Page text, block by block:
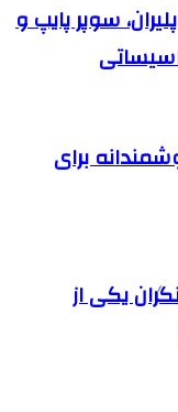
سوپر پایپ و
برای
یکی از